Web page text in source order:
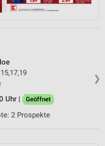
❯
Uhr |
Geöffnet
2 Prospekte